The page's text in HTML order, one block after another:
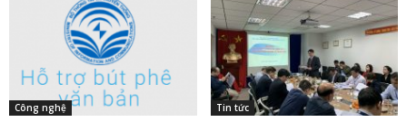
Công nghệ Tin tức